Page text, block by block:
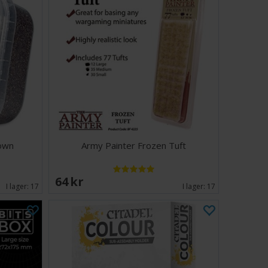
I lager: 17
Army Painter Frozen Tuft
64 SEK I lager: 17